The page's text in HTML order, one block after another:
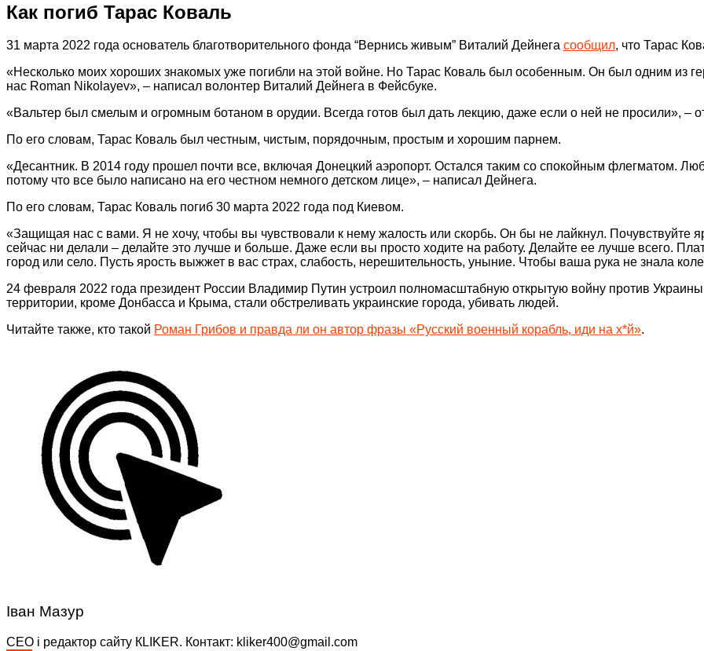
Как погиб Тарас Коваль
31 марта 2022 года основатель благотворительного фонда “Вернись живым” Виталий Дейнега сообщил, что Тарас
«Несколько моих хороших знакомых уже погибли на этой войне. Но Тарас Коваль был особенным. Он был одним из
нас Roman Nikolayev», – написал волонтер Виталий Дейнега в Фейсбуке.
«Вальтер был смелым и огромным ботаном в орудии. Всегда готов был дать лекцию, даже если о ней не просили», –
По его словам, Тарас Коваль был честным, чистым, порядочным, простым и хорошим парнем.
«Десантник. В 2014 году прошел почти все, включая Донецкий аэропорт. Остался таким со спокойным флегматом.
потому что все было написано на его честном немного детском лице», – написал Дейнега.
По его словам, Тарас Коваль погиб 30 марта 2022 года под Киевом.
«Защищая нас с вами. Я не хочу, чтобы вы чувствовали к нему жалость или скорбь. Он бы не лайкнул. Почувствуйте
сейчас ни делали – делайте это лучше и больше. Даже если вы просто ходите на работу. Делайте ее лучше всего.
город или село. Пусть ярость выжжет в вас страх, слабость, нерешительность, уныние. Чтобы ваша рука не знала
24 февраля 2022 года президент России Владимир Путин устроил полномасштабную открытую войну против
территории, кроме Донбасса и Крыма, стали обстреливать украинские города, убивать людей.
Читайте также, кто такой Роман Грибов и правда ли он автор фразы «Русский военный корабль, иди на х*й».
Іван Мазур
CEO і редактор сайту КLIKER. Контакт: kliker400@gmail.com